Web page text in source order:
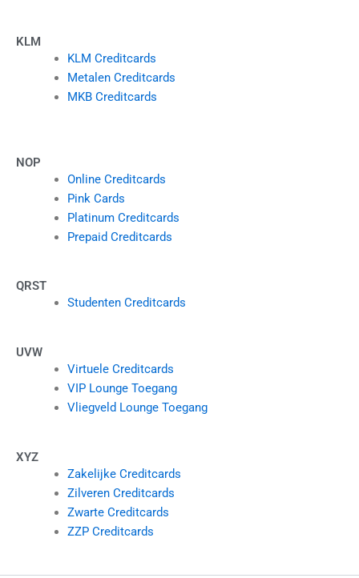
KLM
KLM Creditcards
Metalen Creditcards
MKB Creditcards
NOP
Online Creditcards
Pink Cards
Platinum Creditcards
Prepaid Creditcards
QRST
Studenten Creditcards
UVW
Virtuele Creditcards
VIP Lounge Toegang
Vliegveld Lounge Toegang
XYZ
Zakelijke Creditcards
Zilveren Creditcards
Zwarte Creditcards
ZZP Creditcards